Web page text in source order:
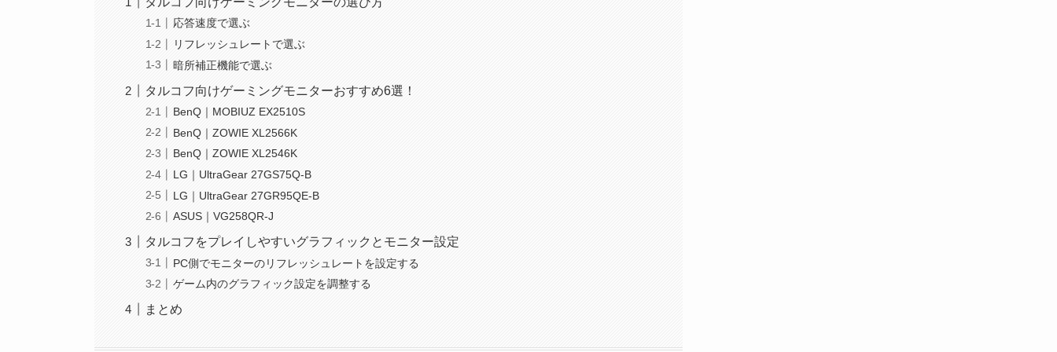
応答速度で選ぶ
リフレッシュレートで選ぶ
暗所補正機能で選ぶ
タルコフ向けゲーミングモニターおすすめ6選！
BenQ｜MOBIUZ EX2510S
BenQ｜ZOWIE XL2566K
BenQ｜ZOWIE XL2546K
LG｜UltraGear 27GS75Q-B
LG｜UltraGear 27GR95QE-B
ASUS｜VG258QR-J
タルコフをプレイしやすいグラフィックとモニター設定
PC側でモニターのリフレッシュレートを設定する
ゲーム内のグラフィック設定を調整する
まとめ